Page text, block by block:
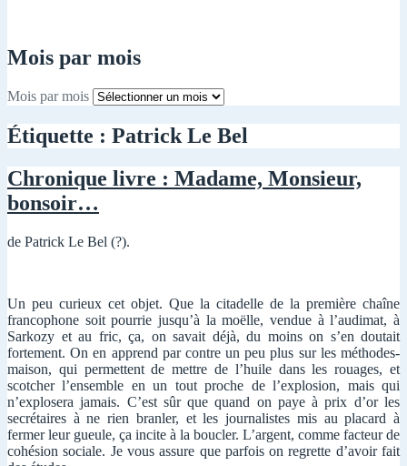
Mois par mois
Mois par mois
Étiquette : Patrick Le Bel
Chronique livre : Madame, Monsieur,
bonsoir…
de Patrick Le Bel (?).
Un peu curieux cet objet. Que la citadelle de la première chaîne
francophone soit pourrie jusqu’à la moëlle, vendue à l’audimat, à
Sarkozy et au fric, ça, on savait déjà, du moins on s’en doutait
fortement. On en apprend par contre un peu plus sur les méthodes-
maison, qui permettent de mettre de l’huile dans les rouages, et
scotcher l’ensemble en un tout proche de l’explosion, mais qui
n’explosera jamais. C’est sûr que quand on paye à prix d’or les
secrétaires à ne rien branler, et les journalistes mis au placard à
fermer leur gueule, ça incite à la boucler. L’argent, comme facteur de
cohésion sociale. Je vous assure que parfois on regrette d’avoir fait